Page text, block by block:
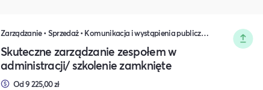
Zarządzanie • Sprzedaż • Komunikacja i wystąpienia publiczne • Rozwój osobisty • Turystyka i podróże • Wydarzenia zamknięte • Marketing • Biznes i Przedsiędsiębiorczość • Nauka i Edukacja • Polityka i Gospodarka • Dieta, Odżywianie i Degustacje • IT i Nowe technologie
Skuteczne zarządzanie zespołem w
administracji/ szkolenie zamknięte
Od 9 225,00 zł